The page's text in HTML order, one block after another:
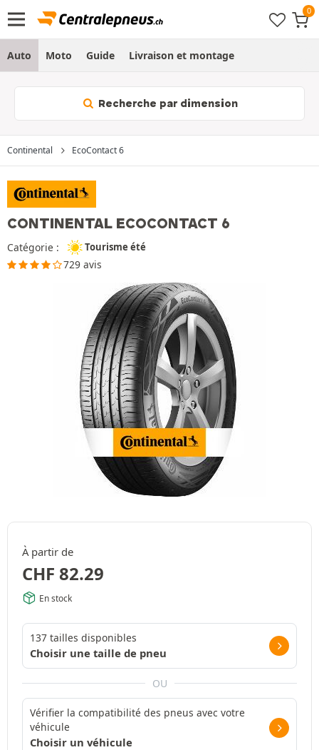
Auto Moto Guide Livraison et montage
Recherche par dimension
Continental EcoContact 6
CONTINENTAL ECOCONTACT 6
Catégorie : Tourisme été
729 avis
À partir de
CHF 82.29
En stock
137 tailles disponibles
Choisir une taille de pneu
OU
Vérifier la compatibilité des pneus avec votre
véhicule
Choisir un véhicule